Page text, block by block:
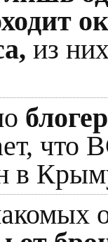
из
что
в